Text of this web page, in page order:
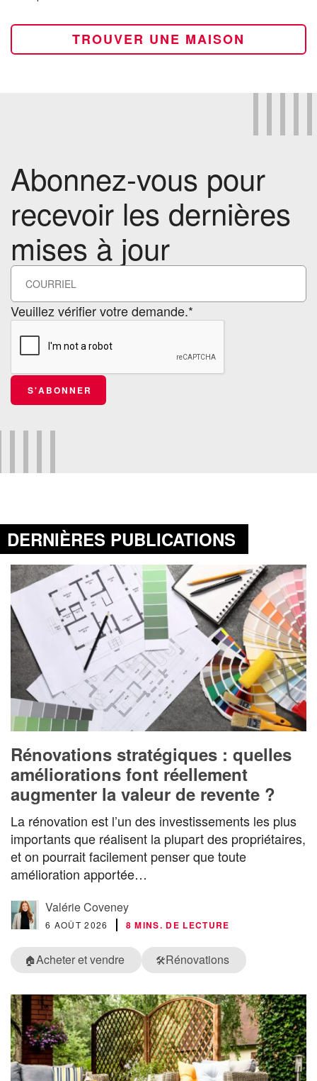
TROUVER UNE MAISON
Abonnez-vous pour
recevoir les dernières
mises à jour
Veuillez vérifier votre demande.*
S'ABONNER
DERNIÈRES PUBLICATIONS
Rénovations stratégiques : quelles
améliorations font réellement
augmenter la valeur de revente ?
La rénovation est l’un des investissements les plus
importants que réalisent la plupart des propriétaires,
et on pourrait facilement penser que toute
amélioration apportée…
Valérie Coveney
6 AOÛT 2026 8 MINS. DE LECTURE
🏠Acheter et vendre 🛠️Rénovations